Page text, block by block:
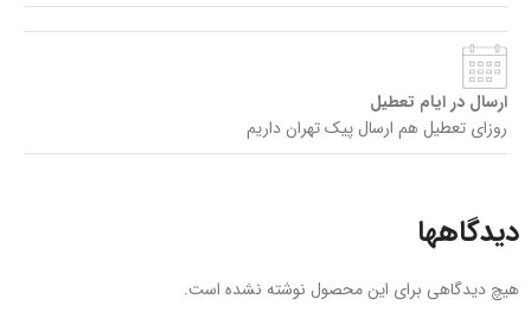
ارسال در ایام تعطیل
روزای تعطیل هم ارسال پیک تهران داریم
دیدگاهها
هیچ دیدگاهی برای این محصول نوشته نشده است.